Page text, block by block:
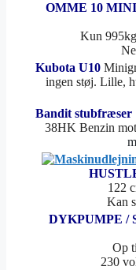
OMME 10 MINI
Kun
Kubota U10
ingen støj. Lille,
Bandit stubfræser
38HK Benzin
122
Kan
DYKPUMPE /
Op
230